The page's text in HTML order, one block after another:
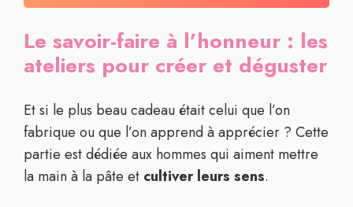
Le savoir-faire à l’honneur : les
ateliers pour créer et déguster
Et si le plus beau cadeau était celui que l’on
fabrique ou que l’on apprend à apprécier ? Cette
partie est dédiée aux hommes qui aiment mettre
la main à la pâte et cultiver leurs sens.